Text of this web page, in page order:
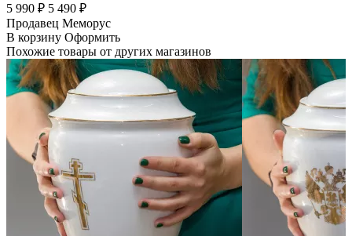
5 990 ₽ 5 490 ₽
Продавец Меморус
В корзину Оформить
Похожие товары от других магазинов